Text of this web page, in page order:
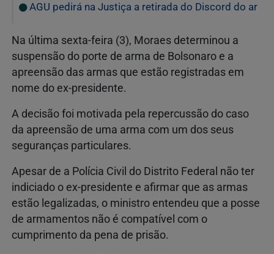
AGU pedirá na Justiça a retirada do Discord do ar
Na última sexta-feira (3), Moraes determinou a
suspensão do porte de arma de Bolsonaro e a
apreensão das armas que estão registradas em
nome do ex-presidente.
A decisão foi motivada pela repercussão do caso
da apreensão de uma arma com um dos seus
seguranças particulares.
Apesar de a Polícia Civil do Distrito Federal não ter
indiciado o ex-presidente e afirmar que as armas
estão legalizadas, o ministro entendeu que a posse
de armamentos não é compatível com o
cumprimento da pena de prisão.